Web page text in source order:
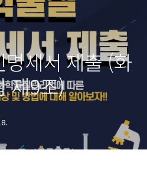
세서 제출 (화
제9조)